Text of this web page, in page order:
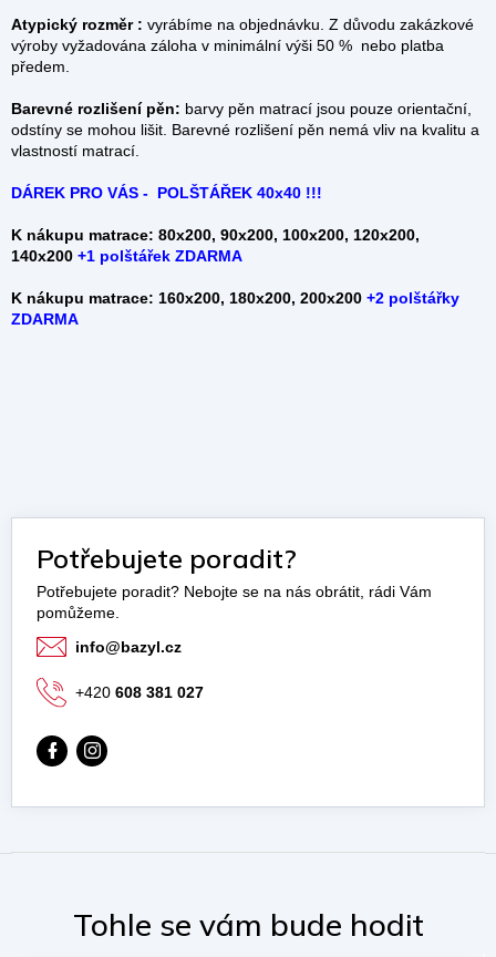
Atypický rozměr : vyrábíme na objednávku. Z důvodu zakázkové
výroby vyžadována záloha v minimální výši 50 % nebo platba
předem.
Barevné rozlišení pěn: barvy pěn matrací jsou pouze orientační,
odstíny se mohou lišit. Barevné rozlišení pěn nemá vliv na kvalitu a
vlastností matrací.
DÁREK PRO VÁS - POLŠTÁŘEK 40x40 !!!
K nákupu matrace: 80x200, 90x200, 100x200, 120x200,
140x200 +1 polštářek ZDARMA
K nákupu matrace: 160x200, 180x200, 200x200 +2 polštářky
ZDARMA
Potřebujete poradit?
info@bazyl.cz
+420 608 381 027